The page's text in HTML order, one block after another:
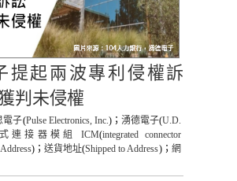
提起兩波專利侵權訴
判未侵權
電子(Pulse Electronics, Inc.)； 湧德電子(U.D.
連接器模組 ICM(integrated connector
)； 送貨地址(Shipped to Address)； 網